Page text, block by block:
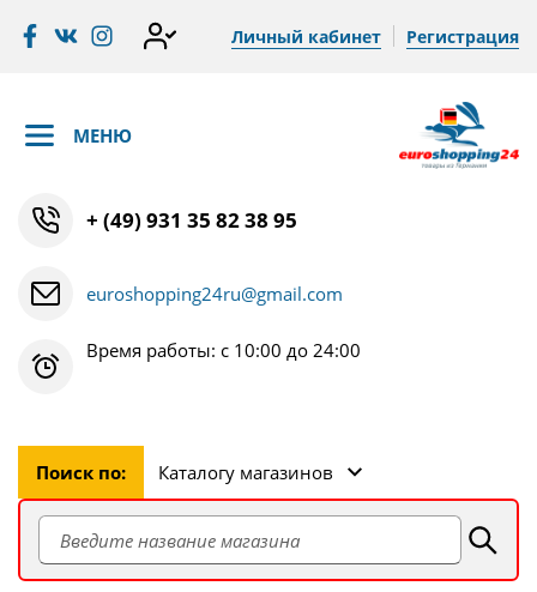
Личный кабинет Регистрация
МЕНЮ
+ (49) 931 35 82 38 95
euroshopping24ru@gmail.com
Время работы: с 10:00 до 24:00
Поиск по: Каталогу магазинов